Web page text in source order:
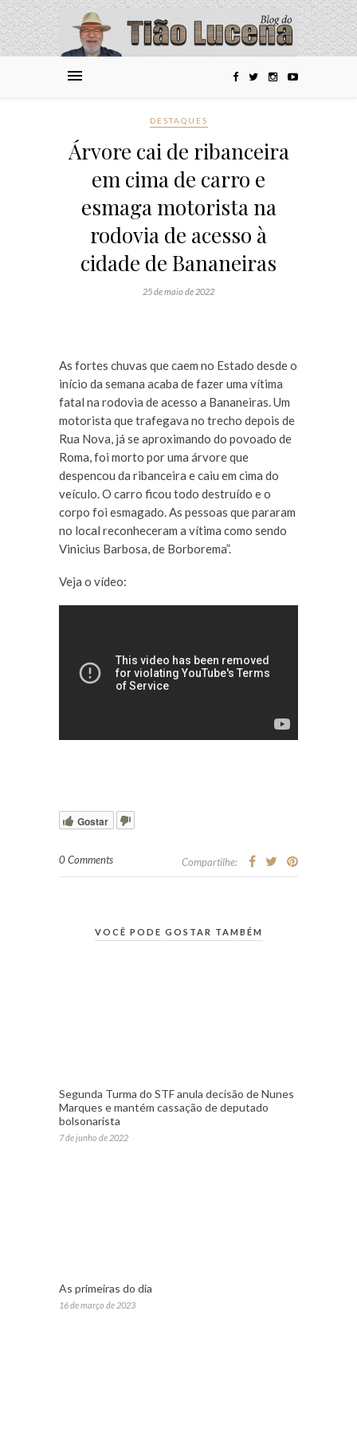
DESTAQUES
Árvore cai de ribanceira
em cima de carro e
esmaga motorista na
rodovia de acesso à
cidade de Bananeiras
25 de maio de 2022
As fortes chuvas que caem no Estado desde o
início da semana acaba de fazer uma vítima
fatal na rodovia de acesso a Bananeiras. Um
motorista que trafegava no trecho depois de
Rua Nova, já se aproximando do povoado de
Roma, foi morto por uma árvore que
despencou da ribanceira e caiu em cima do
veículo. O carro ficou todo destruído e o
corpo foi esmagado. As pessoas que pararam
no local reconheceram a vítima como sendo
Vinicius Barbosa, de Borborema”.
Veja o vídeo:
Gostar
0 Comments Compartilhe:
VOCÊ PODE GOSTAR TAMBÉM
Segunda Turma do STF anula decisão de Nunes
Marques e mantém cassação de deputado
bolsonarista
7 de junho de 2022
As primeiras do dia
16 de março de 2023